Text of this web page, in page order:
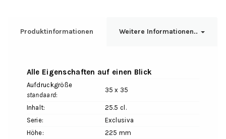
Produktinformationen Weitere Informationen..
Alle Eigenschaften auf einen Blick
Aufdruckgröße
standaard:
35 x 35
Inhalt:
25.5 cl.
Serie:
Exclusiva
Höhe:
225 mm